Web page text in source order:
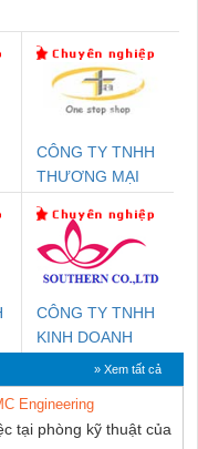
CÔNG TY TNHH
THƯƠNG MẠI
NAM
CÔNG TY TNHH
KINH DOANH
DỊCH VỤ XNK
PHƯƠNG NAM
» Xem tất cả
Engineering
tại phòng kỹ thuật của